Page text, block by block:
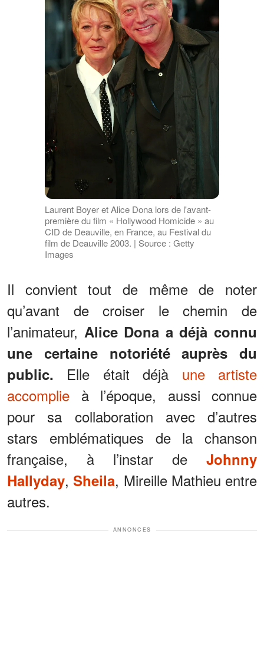
Laurent Boyer et Alice Dona lors de l'avant-
première du film « Hollywood Homicide » au
CID de Deauville, en France, au Festival du
film de Deauville 2003. | Source : Getty
Images
Il convient tout de même de noter
qu’avant de croiser le chemin de
l’animateur, Alice Dona a déjà connu
une certaine notoriété auprès du
public. Elle était déjà une artiste
accomplie à l’époque, aussi connue
pour sa collaboration avec d’autres
stars emblématiques de la chanson
française, à l’instar de Johnny
Hallyday,Sheila, Mireille Mathieu entre
autres.
ANNONCES